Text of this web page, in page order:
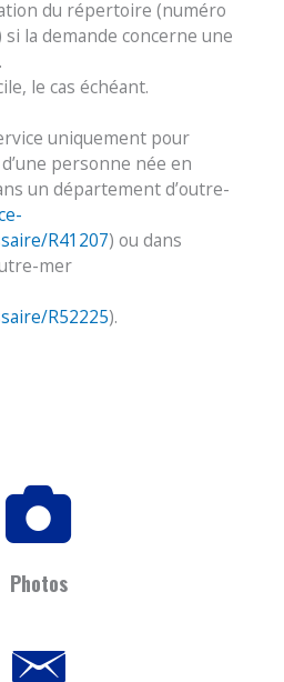
du répertoire (numéro
la demande concerne une
le cas échéant.
uniquement pour
personne née en
un département d’outre-
R41207) ou dans
mer
R52225).
Photos